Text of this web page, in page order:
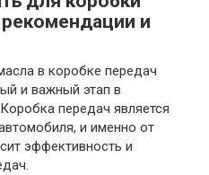
и
в коробке передач
и важный этап в
передач является
и именно от
эффективность и